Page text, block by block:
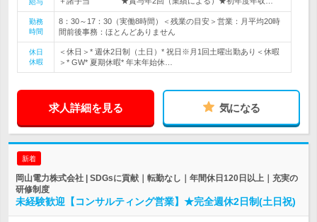
給与
勤務
時間
8：30～17：30（実働8時間）＜残業の目安＞営業：月平均20時
間前後事務：ほとんどありません
休日
休暇
＜休日＞* 週休2日制（土日）* 祝日※月1回土曜出勤あり＜休暇
＞* GW* 夏期休暇* 年末年始休…
求人詳細を見る 気になる
新着
岡山電力株式会社 | SDGsに貢献｜転勤なし｜年間休日120日以上｜充実の
研修制度
未経験歓迎【コンサルティング営業】★完全週休2日制(土日祝)